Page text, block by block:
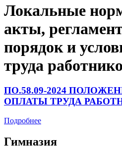
Локальные
акты,
порядок и
труда
ПО.58.09-2024
ОПЛАТЫ ТРУДА
Подробнее
Гимназия